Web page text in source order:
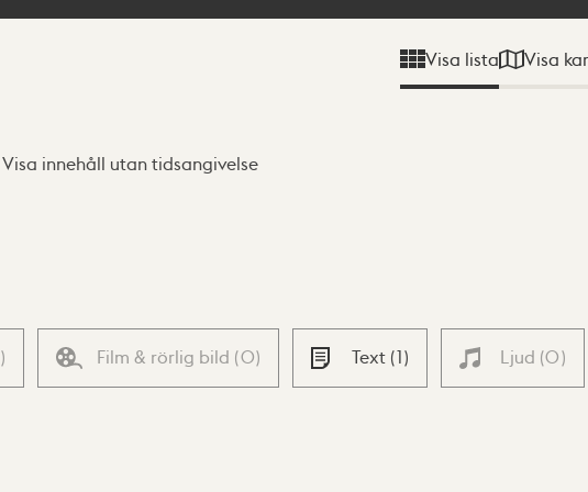
Visa lista Visa
Visa innehåll utan tidsangivelse
) Film & rörlig bild (0) Text (1) Ljud (0)